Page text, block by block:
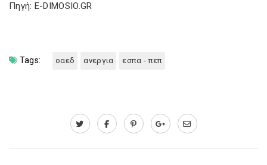
Πηγή: E-DIMOSIO.GR
Tags: οαεδ ανεργια εσπα - πεπ